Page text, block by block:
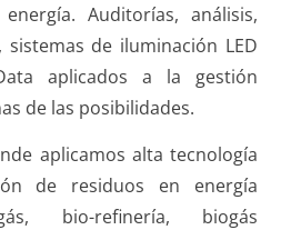
Auditorías, análisis,
sistemas de iluminación LED
aplicados a la gestión
de las posibilidades.
aplicamos alta tecnología
de residuos en energía
bio-refinería, biogás